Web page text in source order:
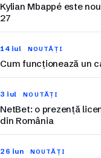
Kylian Mbappé este
27
14 iul NOUTĂȚI
Cum funcționează un
3 iul NOUTĂȚI
NetBet: o prezență
din România
26 iun NOUTĂȚI